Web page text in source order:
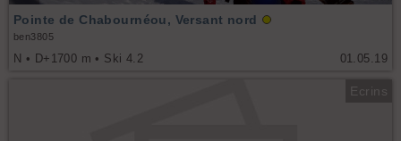
01.05.19
Pointe de Chabournéou, Versant nord
ben3805
N • D+1700 m • Ski 4.2
Ecrins